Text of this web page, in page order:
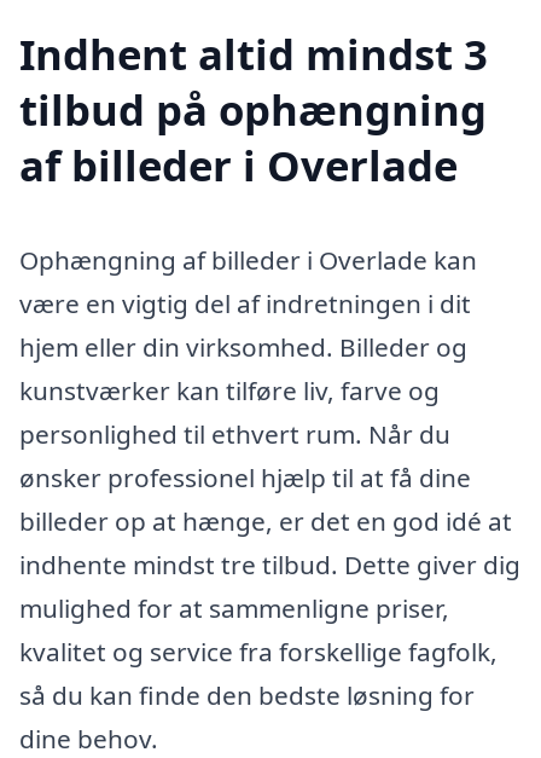
Indhent altid mindst 3
tilbud på ophængning
af billeder i Overlade
Ophængning af billeder i Overlade kan
være en vigtig del af indretningen i dit
hjem eller din virksomhed. Billeder og
kunstværker kan tilføre liv, farve og
personlighed til ethvert rum. Når du
ønsker professionel hjælp til at få dine
billeder op at hænge, er det en god idé at
indhente mindst tre tilbud. Dette giver dig
mulighed for at sammenligne priser,
kvalitet og service fra forskellige fagfolk,
så du kan finde den bedste løsning for
dine behov.